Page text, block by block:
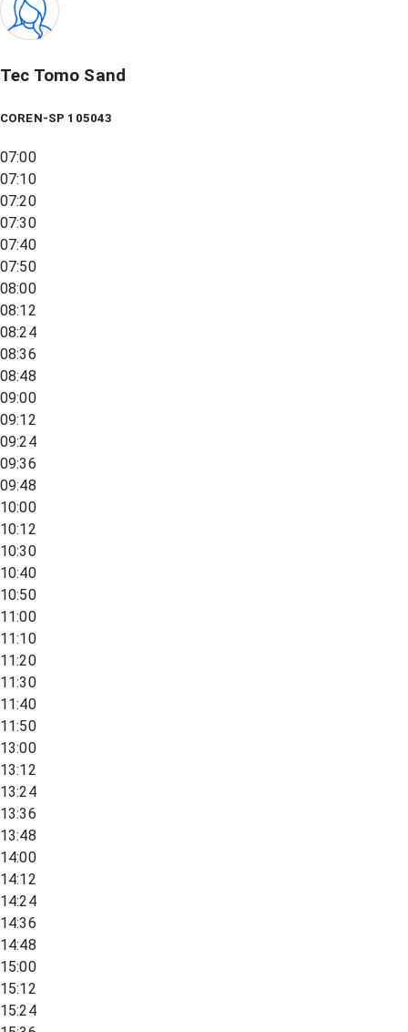
Tec Tomo Sand
COREN-SP 105043
07:00
07:10
07:20
07:30
07:40
07:50
08:00
08:12
08:24
08:36
08:48
09:00
09:12
09:24
09:36
09:48
10:00
10:12
10:30
10:40
10:50
11:00
11:10
11:20
11:30
11:40
11:50
13:00
13:12
13:24
13:36
13:48
14:00
14:12
14:24
14:36
14:48
15:00
15:12
15:24